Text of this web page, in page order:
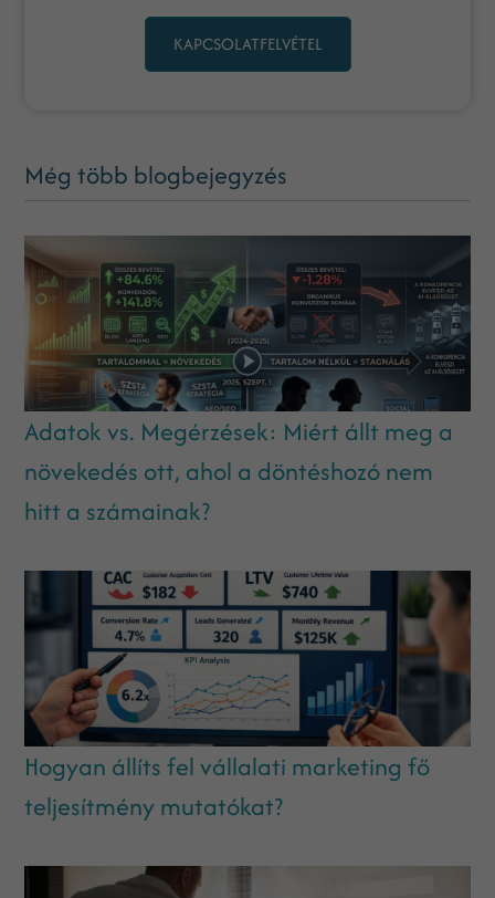
KAPCSOLATFELVÉTEL
Még több blogbejegyzés
Adatok vs. Megérzések: Miért állt meg a
növekedés ott, ahol a döntéshozó nem
hitt a számainak?
Hogyan állíts fel vállalati marketing fő
teljesítmény mutatókat?